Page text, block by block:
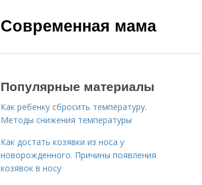
Современная мама
Популярные материалы
Как ребенку сбросить температуру.
Методы снижения температуры
Как достать козявки из носа у
новорожденного. Причины появления
козявок в носу